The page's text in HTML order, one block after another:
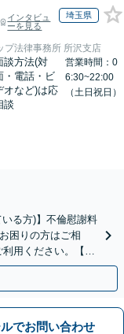
インタビュ
ーを見る
埼玉県
プ法律事務所 所沢支店
談方法(対
・電話・ビ
オなど)は応
談
営業時間：0
6:30~22:00
（土日祝日）
る方)】不倫慰謝料
困りの方はご相
用ください。【不
ルでお問い合わせ